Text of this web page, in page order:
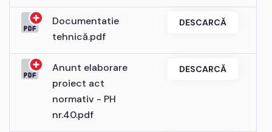
Documentatie
tehnică.pdf
DESCARCĂ
Anunt elaborare
proiect act
normativ - PH
nr.40.pdf
DESCARCĂ